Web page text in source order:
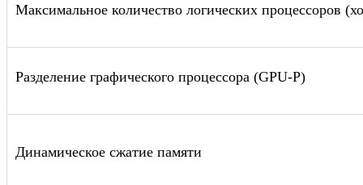
Максимальное количество логических процессоров
Разделение графического процессора (GPU-P)
Динамическое сжатие памяти